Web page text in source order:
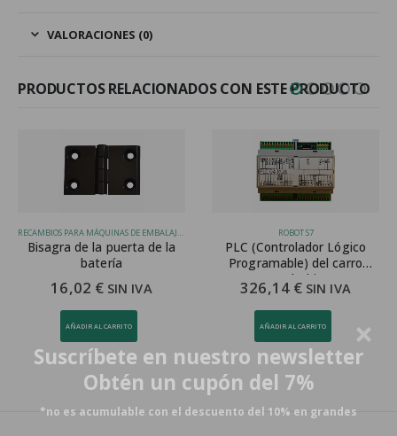
Suscríbete en nuestro newsletter
Obtén un cupón del 7%
*no es acumulable con el descuento del 10% en grandes
VALORACIONES (0)
PRODUCTOS RELACIONADOS CON ESTE PRODUCTO
RECAMBIOS PARA MÁQUINAS DE EMBALAJE, ROBOT S7
de la puerta de la
batería
16,02€ SIN IVA
AÑADIR AL CARRITO
ROBOT S7
PLC (Controlador Lógico
Programable) del carro
portabobina
326,14€ SIN IVA
AÑADIR AL CARRITO